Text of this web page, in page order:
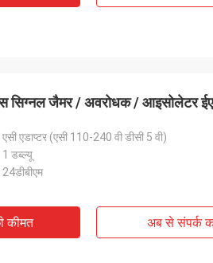
कनाडा
सिग्नल जैमर / अवरोधक / आइसोलेटर
एसी एडाप्टर (एसी 110-240 वी डीसी 5 वी)
1 डब्ल्यू
24डीबीएम
कीमत अब से संपर्क